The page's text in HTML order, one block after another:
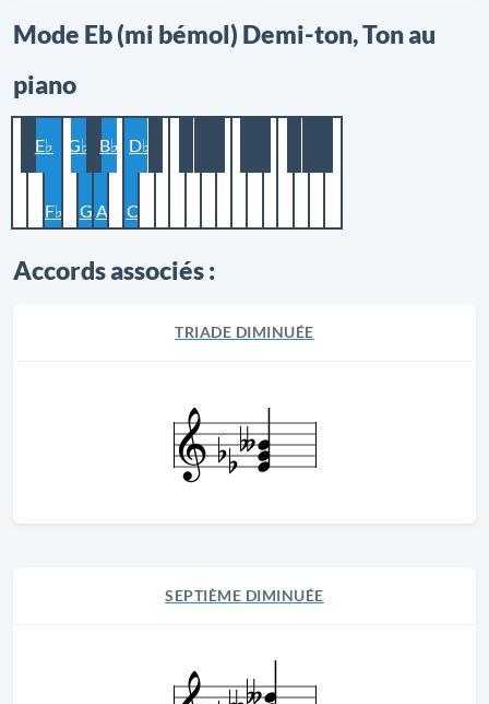
Mode Eb (mi bémol) Demi-ton, Ton au
piano
E♭
F♭
G♭
G A
B♭
C
D♭
Accords associés :
TRIADE DIMINUÉE
SEPTIÈME DIMINUÉE